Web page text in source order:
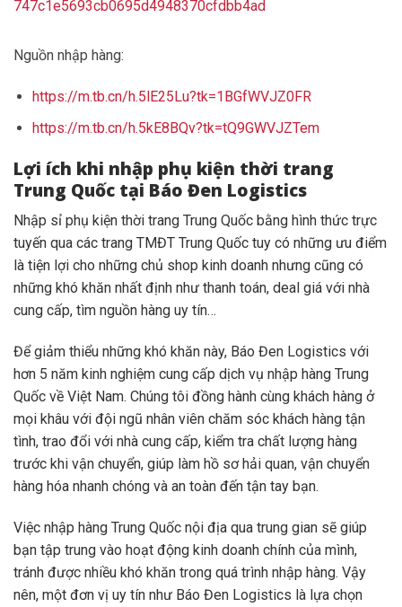
Nguồn nhập hàng:
https://m.tb.cn/h.5lE25Lu?tk=1BGfWVJZ0FR
https://m.tb.cn/h.5kE8BQv?tk=tQ9GWVJZTem
Lợi ích khi nhập phụ kiện thời trang
Trung Quốc tại Báo Đen Logistics
Nhập sỉ phụ kiện thời trang Trung Quốc bằng hình thức trực
tuyến qua các trang TMĐT Trung Quốc tuy có những ưu điểm
là tiện lợi cho những chủ shop kinh doanh nhưng cũng có
những khó khăn nhất định như thanh toán, deal giá với nhà
cung cấp, tìm nguồn hàng uy tín…
Để giảm thiểu những khó khăn này, Báo Đen Logistics với
hơn 5 năm kinh nghiệm cung cấp dịch vụ nhập hàng Trung
Quốc về Việt Nam. Chúng tôi đồng hành cùng khách hàng ở
mọi khâu với đội ngũ nhân viên chăm sóc khách hàng tận
tình, trao đổi với nhà cung cấp, kiểm tra chất lượng hàng
trước khi vận chuyển, giúp làm hồ sơ hải quan, vận chuyển
hàng hóa nhanh chóng và an toàn đến tận tay bạn.
Việc nhập hàng Trung Quốc nội địa qua trung gian sẽ giúp
bạn tập trung vào hoạt động kinh doanh chính của mình,
tránh được nhiều khó khăn trong quá trình nhập hàng. Vậy
nên, một đơn vị uy tín như Báo Đen Logistics là lựa chọn